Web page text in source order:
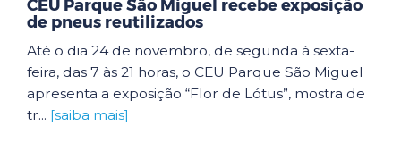
CEU Parque São Miguel recebe exposição
de pneus reutilizados
Até o dia 24 de novembro, de segunda à sexta-
feira, das 7 às 21 horas, o CEU Parque São Miguel
apresenta a exposição “Flor de Lótus”, mostra de
tr... [saiba mais]